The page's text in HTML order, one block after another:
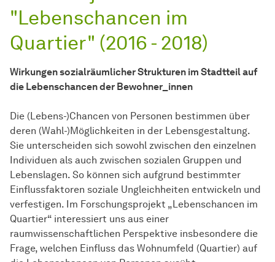
"Lebenschancen im
Quartier" (2016 - 2018)
Wirkungen sozialräumlicher Strukturen im Stadtteil auf
die Lebenschancen der Bewohner_innen
Die (Lebens-)Chancen von Personen bestimmen über
deren (Wahl-)Möglichkeiten in der Lebensgestaltung.
Sie unterscheiden sich sowohl zwischen den einzelnen
Individuen als auch zwischen sozialen Gruppen und
Lebenslagen. So können sich aufgrund bestimmter
Einflussfaktoren soziale Ungleichheiten entwickeln und
verfestigen. Im Forschungsprojekt „Lebenschancen im
Quartier“ interessiert uns aus einer
raumwissenschaftlichen Perspektive insbesondere die
Frage, welchen Einfluss das Wohnumfeld (Quartier) auf